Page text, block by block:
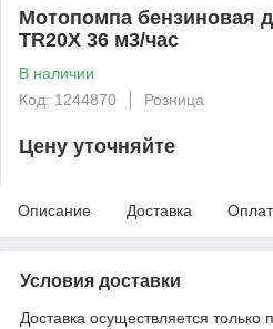
Мотопомпа бензиновая
TR20X 36 м3/час
В наличии
Код: 1244870
Розница
Цену уточняйте
Описание Доставка
Условия доставки
Доставка осуществляется только